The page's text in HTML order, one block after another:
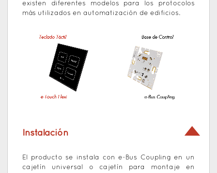
existen diferentes modelos para los protocolos
más utilizados en automatización de edificios.
Instalación
El producto se instala con e-Bus Coupling en un
cajetín universal o cajetín para montaje en